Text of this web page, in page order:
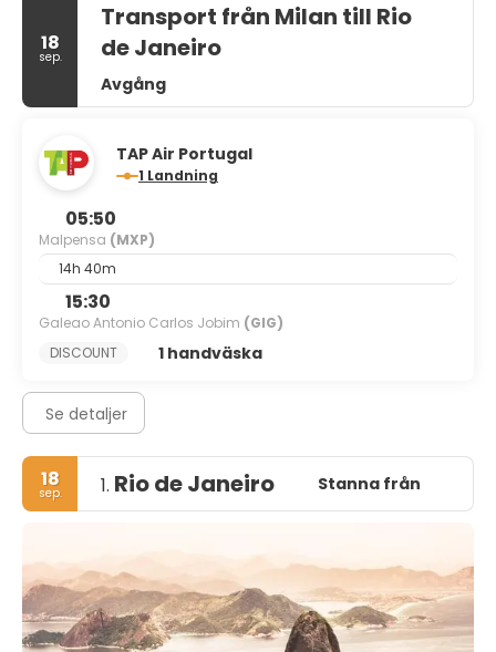
18
sep.
Transport från Milan till Rio
de Janeiro
Avgång
TAP Air Portugal
1 Landning
05:50
Malpensa (MXP)
14h 40m
15:30
Galeao Antonio Carlos Jobim (GIG)
DISCOUNT
1 handväska
Se detaljer
18
sep. 1. Rio de Janeiro Stanna från